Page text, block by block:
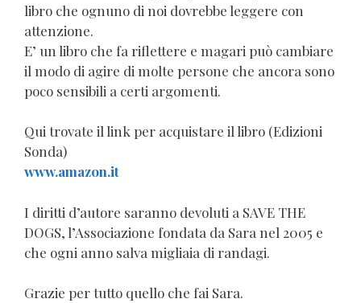
libro che ognuno di noi dovrebbe leggere con
attenzione.
E’ un libro che fa riflettere e magari può cambiare
il modo di agire di molte persone che ancora sono
poco sensibili a certi argomenti.
Qui trovate il link per acquistare il libro (Edizioni
Sonda)
www.amazon.it
I diritti d’autore saranno devoluti a SAVE THE
DOGS, l’Associazione fondata da Sara nel 2005 e
che ogni anno salva migliaia di randagi.
Grazie per tutto quello che fai Sara.